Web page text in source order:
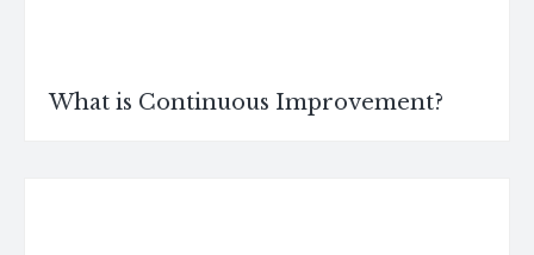
What is Continuous Improvement?